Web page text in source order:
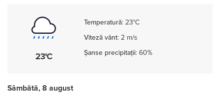
23°C
Temperatură:23°C
Viteză vânt:2 m/s
Șanse precipitații:60%
Sâmbătă, 8 august